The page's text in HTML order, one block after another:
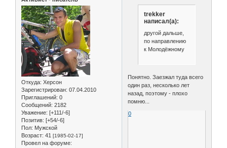
Откуда: Херсон
Зарегистрирован: 07.04.2010
Приглашений: 0
Сообщений: 2182
Уважение: [+111/-6]
Позитив: [+54/-6]
Пол: Мужской
Возраст: 41 [1985-02-17]
Провел на форуме:
trekker
написал(а):
другой дальше,
по направлению
к Молодёжному
Понятно. Заезжал туда всего
один раз, несколько лет
назад, поэтому - плохо
помню...
0